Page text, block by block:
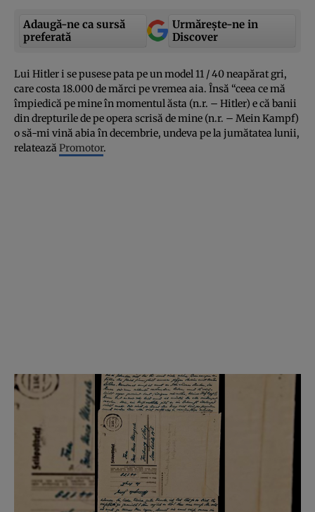
Adaugă-ne ca sursă
preferată
Urmărește-ne in
Discover
Lui Hitler i se pusese pata pe un model 11 / 40 neapărat gri,
care costa 18.000 de mărci pe vremea aia. Însă “ceea ce mă
împiedică pe mine în momentul ăsta (n.r. – Hitler) e că banii
din drepturile de pe opera scrisă de mine (n.r. – Mein Kampf)
o să-mi vină abia în decembrie, undeva pe la jumătatea lunii,
relatează Promotor.